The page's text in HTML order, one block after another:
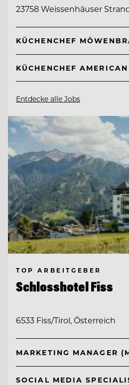
23758 Weissenhäuser
KÜCHENCHEF
KÜCHENCHEF
Entdecke alle Jobs
TOP ARBEITGEBER
Schlosshotel Fiss
6533 Fiss/Tirol, Österreich
MARKETING MANAGER
SOCIAL MEDIA